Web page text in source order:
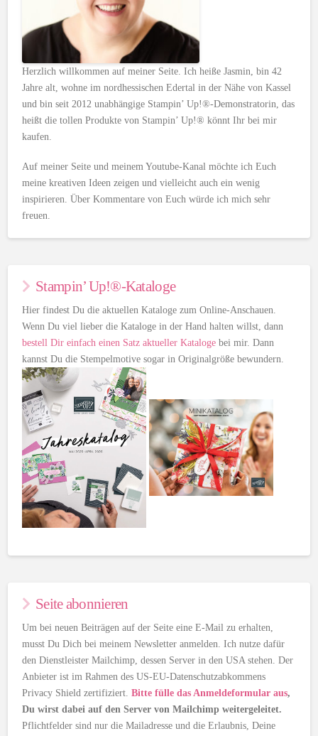
Herzlich willkommen auf meiner Seite. Ich heiße Jasmin, bin 42
Jahre alt, wohne im nordhessischen Edertal in der Nähe von Kassel
und bin seit 2012 unabhängige Stampin’ Up!®-Demonstratorin, das
heißt die tollen Produkte von Stampin’ Up!® könnt Ihr bei mir
kaufen.
Auf meiner Seite und meinem Youtube-Kanal möchte ich Euch
meine kreativen Ideen zeigen und vielleicht auch ein wenig
inspirieren. Über Kommentare von Euch würde ich mich sehr
freuen.
Stampin’ Up!®-Kataloge
Hier findest Du die aktuellen Kataloge zum Online-Anschauen.
Wenn Du viel lieber die Kataloge in der Hand halten willst, dann
bestell Dir einfach einen Satz aktueller Kataloge bei mir. Dann
kannst Du die Stempelmotive sogar in Originalgröße bewundern.
Seite abonnieren
Um bei neuen Beiträgen auf der Seite eine E-Mail zu erhalten,
musst Du Dich bei meinem Newsletter anmelden. Ich nutze dafür
den Dienstleister Mailchimp, dessen Server in den USA stehen. Der
Anbieter ist im Rahmen des US-EU-Datenschutzabkommens
Privacy Shield zertifiziert.Bitte fülle das Anmeldeformular aus,
Du wirst dabei auf den Server von Mailchimp weitergeleitet.
Pflichtfelder sind nur die Mailadresse und die Erlaubnis, Deine